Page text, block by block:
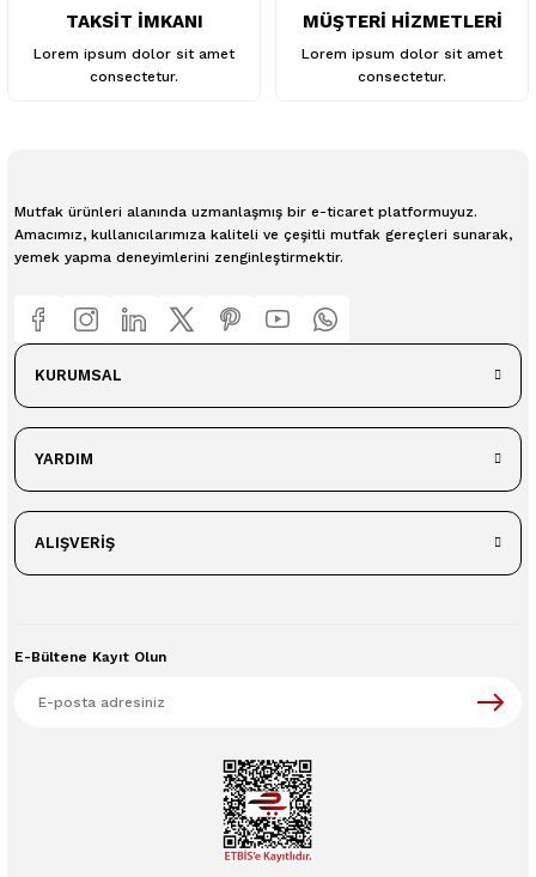
TAKSİT İMKANI
Lorem ipsum dolor sit amet
consectetur.
MÜŞTERİ HİZMETLERİ
Lorem ipsum dolor sit amet
consectetur.
Mutfak ürünleri alanında uzmanlaşmış bir e-ticaret platformuyuz.
Amacımız, kullanıcılarımıza kaliteli ve çeşitli mutfak gereçleri sunarak,
yemek yapma deneyimlerini zenginleştirmektir.
KURUMSAL
YARDIM
ALIŞVERİŞ
E-Bültene Kayıt Olun